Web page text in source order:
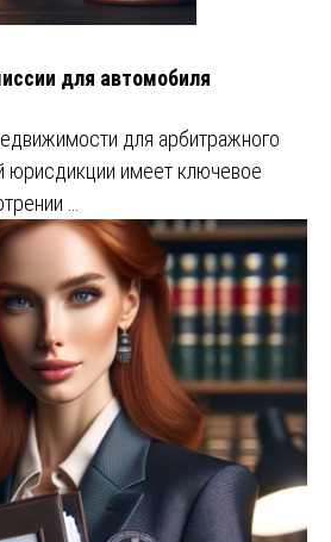
для автомобиля
для арбитражного
юрисдикции имеет ключевое
…